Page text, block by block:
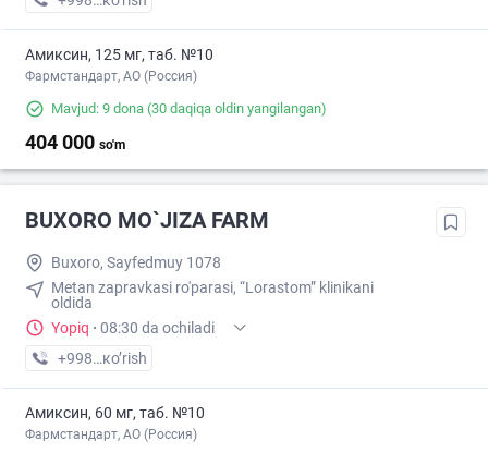
Амиксин, 125 мг, таб. №10
Фармстандарт, АО (Россия)
Mavjud: 9 dona (30 daqiqa oldin yangilangan)
404 000 so'm
BUXORO MO`JIZA FARM
Buxoro, Sayfedmuy 1078
Metan zapravkasi ro'parasi, “Lorastom” klinikani
oldida
Yopiq · 08:30 da ochiladi
+998 (99) XXX-XX-XX
кo’rish
Амиксин, 60 мг, таб. №10
Фармстандарт, АО (Россия)